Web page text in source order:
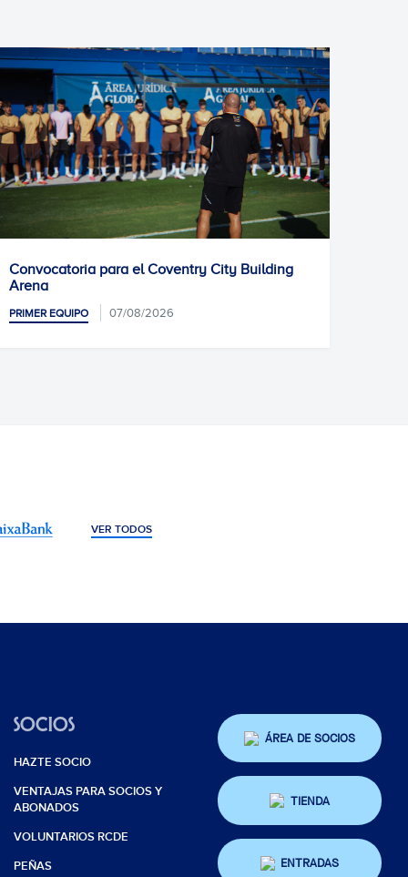
City Building Entrenamiento previo
VER TODOS
SOCIOS
HAZTE SOCIO
VENTAJAS PARA SOCIOS Y
ABONADOS
VOLUNTARIOS RCDE
PEÑAS
ÁREA DE SOCIOS
TIENDA
ENTRADAS